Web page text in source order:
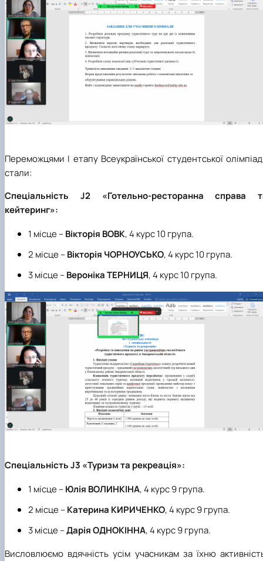
Переможцями I етапу Всеукраїнської студентської
стали:
Спеціальність J2 «Готельно-ресторанна справа
кейтеринг»:
1 місце –Вікторія ВОВК, 4 курс 10 група.
2 місце –Вікторія ЧОРНОУСЬКО, 4 курс 10 група.
3 місце –Вероніка ТЕРНИЦЯ, 4 курс 10 група.
СпеціальністьJ3 «Туризм та рекреація»:
1 місце–Юлія ВОЛИНКІНА, 4 курс 9 група.
2 місце–Катерина КИРИЧЕНКО, 4 курс 9 група.
3місце–Дарія ОДНОКІННА, 4 курс 9 група.
Висловлюємо вдячність усім учасникам за їхню